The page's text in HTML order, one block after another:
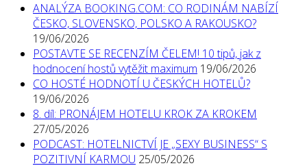
ANALÝZA BOOKING.COM: CO RODINÁM NABÍZÍ
ČESKO, SLOVENSKO, POLSKO A RAKOUSKO?
19/06/2026
POSTAVTE SE RECENZÍM ČELEM! 10 tipů, jak z
hodnocení hostů vytěžit maximum 19/06/2026
CO HOSTÉ HODNOTÍ U ČESKÝCH HOTELŮ?
19/06/2026
8. díl: PRONÁJEM HOTELU KROK ZA KROKEM
27/05/2026
PODCAST: HOTELNICTVÍ JE „SEXY BUSINESS“ S
POZITIVNÍ KARMOU 25/05/2026